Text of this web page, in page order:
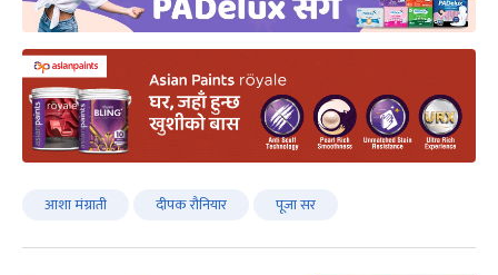
आशा मंग्राती दीपक रौनियार पूजा सर